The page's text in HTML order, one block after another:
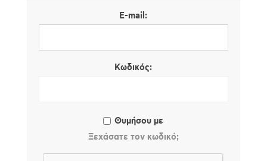
E-mail:
Κωδικός:
Θυμήσου με
Ξεχάσατε τον κωδικό;